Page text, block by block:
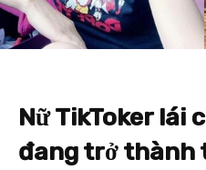
Nữ TikToker lái
đang trở thành